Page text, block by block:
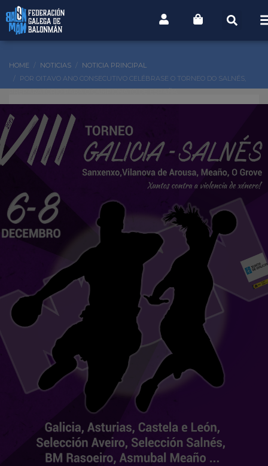
HOME NOTICIAS
NOTICIA PRINCIPAL
POR OITAVO ANO CONSECUTIVO CELÉBRASE O TORNEO DO SALNÉS,